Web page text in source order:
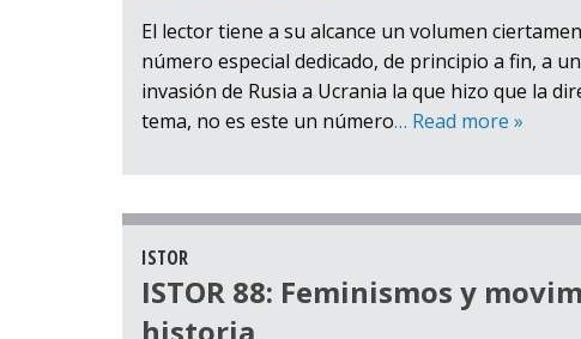
El lector tiene a su alcance un volumen
número especial dedicado, de principio a fin, a
invasión de Rusia a Ucrania la que hizo que la
tema, no es este un número… Read more »
ISTOR
ISTOR 88: Feminismos y
historia